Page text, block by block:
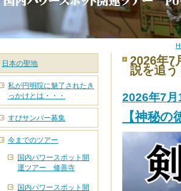
2026年7
説を追う
2026年7月
【神秘
日本の聖地
私が円明院に魅了されたき
っかけとは・・・
すぴサンパー募集
今までのツアー
国内パワースポット開
運ツアー 修善寺
国内パワースポット開